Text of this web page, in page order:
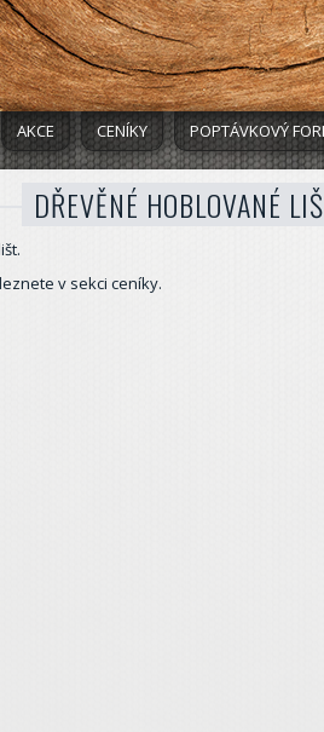
AKCE CENÍKY POPTÁVKOVÝ
DŘEVĚNÉ HOBLOVANÉ
v sekci ceníky.